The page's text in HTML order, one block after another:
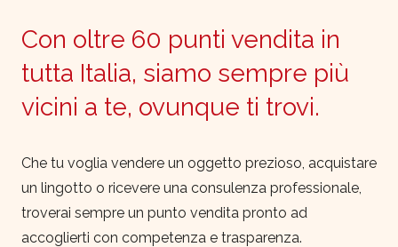
Con oltre 60 punti vendita in
tutta Italia, siamo sempre più
vicini a te, ovunque ti trovi.
Che tu voglia vendere un oggetto prezioso, acquistare
un lingotto o ricevere una consulenza professionale,
troverai sempre un punto vendita pronto ad
accoglierti con competenza e trasparenza.